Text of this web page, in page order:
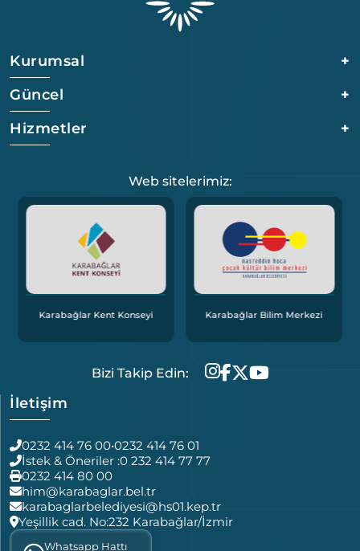
Kurumsal
+
Güncel
+
Hizmetler
+
Web sitelerimiz:
Karabağlar Kent Konseyi Karabağlar Bilim Merkezi
Bizi Takip Edin:
İletişim
0232 414 76 00•0232 414 76 01
İstek & Öneriler :0 232 414 77 77
0232 414 80 00
him@karabaglar.bel.tr
karabaglarbelediyesi@hs01.kep.tr
Yeşillik cad. No:232 Karabağlar/İzmir
Whatsapp Hattı